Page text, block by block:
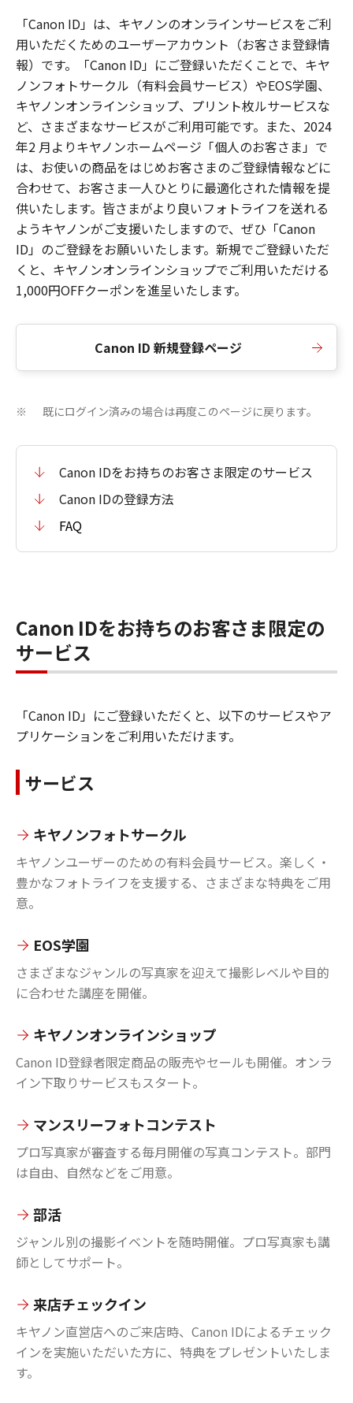
「Canon ID」は、キヤノンのオンラインサービスをご利
用いただくためのユーザーアカウント（お客さま登録情
報）です。「Canon ID」にご登録いただくことで、キヤ
ノンフォトサークル（有料会員サービス）やEOS学園、
キヤノンオンラインショップ、プリント枚ルサービスな
ど、さまざまなサービスがご利用可能です。また、2024
年2 月よりキヤノンホームページ「個人のお客さま」で
は、お使いの商品をはじめお客さまのご登録情報などに
合わせて、お客さま一人ひとりに最適化された情報を提
供いたします。皆さまがより良いフォトライフを送れる
ようキヤノンがご支援いたしますので、ぜひ「Canon
ID」のご登録をお願いいたします。新規でご登録いただ
くと、キヤノンオンラインショップでご利用いただける
1,000円OFFクーポンを進呈いたします。
Canon ID 新規登録ページ
※ 既にログイン済みの場合は再度このページに戻ります。
Canon IDをお持ちのお客さま限定のサービス
Canon IDの登録方法
FAQ
Canon IDをお持ちのお客さま限定の
サービス
「Canon ID」にご登録いただくと、以下のサービスやア
プリケーションをご利用いただけます。
サービス
キヤノンフォトサークル
キヤノンユーザーのための有料会員サービス。楽しく・
豊かなフォトライフを支援する、さまざまな特典をご用
意。
EOS学園
さまざまなジャンルの写真家を迎えて撮影レベルや目的
に合わせた講座を開催。
キヤノンオンラインショップ
Canon ID登録者限定商品の販売やセールも開催。オンラ
イン下取りサービスもスタート。
マンスリーフォトコンテスト
プロ写真家が審査する毎月開催の写真コンテスト。部門
は自由、自然などをご用意。
部活
ジャンル別の撮影イベントを随時開催。プロ写真家も講
師としてサポート。
来店チェックイン
キヤノン直営店へのご来店時、Canon IDによるチェック
インを実施いただいた方に、特典をプレゼントいたしま
す。